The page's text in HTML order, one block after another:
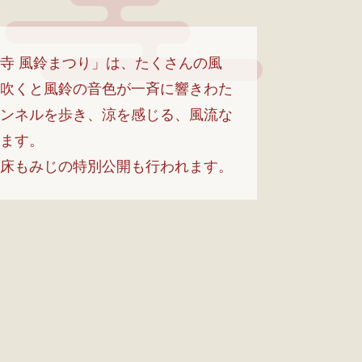
風鈴まつり」は、たくさんの風
くと風鈴の音色が一斉に響きわた
ネルを歩き、涼を感じる、風流な
す。
もみじの特別公開も行われます。